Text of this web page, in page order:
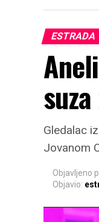
ESTRADA
Gledalac
Jovanom
Objavljeno
Objavio: